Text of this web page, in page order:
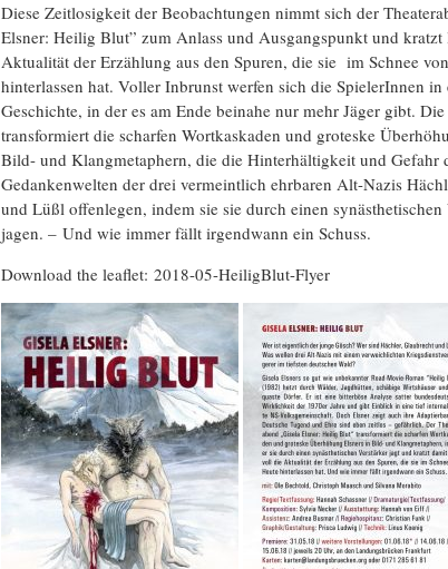
Diese Zeitlosigkeit der Beobachtungen nimmt sich der
Elsner: Heilig Blut” zum Anlass und Ausgangspunkt und
Aktualität der Erzählung aus den Spuren, die sie im Schnee
hinterlassen hat. Voller Inbrunst werfen sich die SpielerInnen in
Geschichte, in der es am Ende beinahe nur mehr Jäger gibt.
transformiert die scharfen Wortkaskaden und groteske
Bild- und Klangmetaphern, die die Hinterhältigkeit und Gefahr
Gedankenwelten der drei vermeintlich ehrbaren Alt-Nazis
und Lüßl offenlegen, indem sie sie durch einen synästhetischen
jagen. – Und wie immer fällt irgendwann ein Schuss.
Download the leaflet: 2018-05-HeiligBlut-Flyer